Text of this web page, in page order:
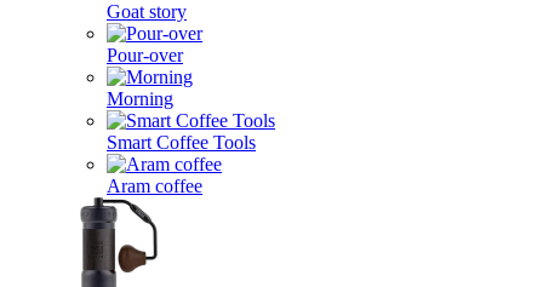
Goat story
Pour-over
Morning
Smart Coffee Tools
Aram coffee